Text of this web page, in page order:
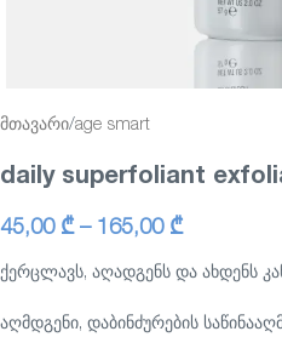
მთავარი/age smart
daily superfoliant
45,00 ₾ – 165,00 ₾
ქერცლავს, აღადგენს და ახდენს
აღმდგენი, დაბინძურების